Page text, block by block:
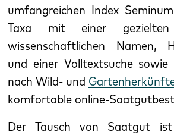
umfangreichen Index
Taxa mit einer
wissenschaftlichen Namen,
und einer Volltextsuche sowie
nach Wild- und
komfortable online-
Der Tausch von Saatgut